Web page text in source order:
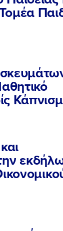
ΕΣΥ
YT LN